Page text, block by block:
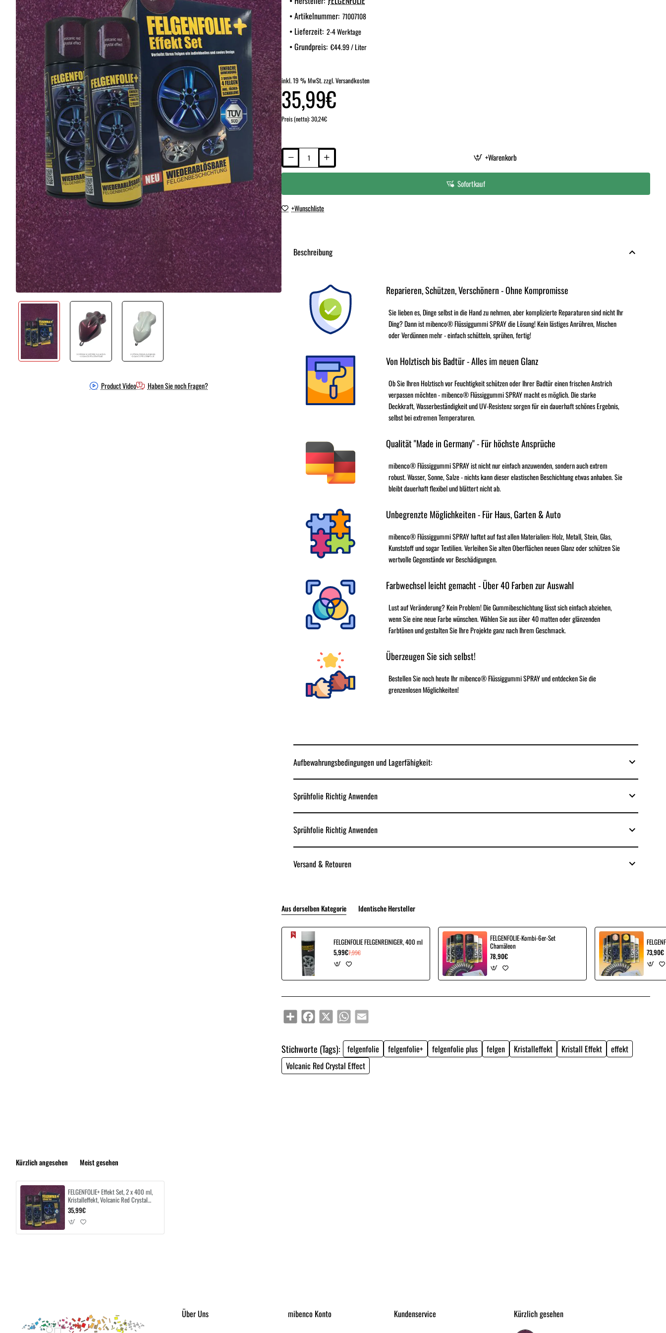
Product Video Haben Sie noch Fragen?
Artikelnummer: 71007108
Lieferzeit: 2-4 Werktage
Grundpreis: €44.99 / Liter
inkl. 19 % MwSt. zzgl. Versandkosten
35,99€
Preis (netto): 30,24€
+Warenkorb
Sofortkauf
+Wunschliste
Beschreibung
Reparieren, Schützen, Verschönern - Ohne Kompromisse
Sie lieben es, Dinge selbst in die Hand zu nehmen, aber komplizierte Reparaturen sind nicht Ihr
Ding? Dann ist mibenco® Flüssiggummi SPRAY die Lösung! Kein lästiges Anrühren, Mischen
oder Verdünnen mehr - einfach schütteln, sprühen, fertig!
Von Holztisch bis Badtür - Alles im neuen Glanz
Ob Sie Ihren Holztisch vor Feuchtigkeit schützen oder Ihrer Badtür einen frischen Anstrich
verpassen möchten - mibenco® Flüssiggummi SPRAY macht es möglich. Die starke
Deckkraft, Wasserbeständigkeit und UV-Resistenz sorgen für ein dauerhaft schönes Ergebnis,
selbst bei extremen Temperaturen.
Qualität "Made in Germany" - Für höchste Ansprüche
mibenco® Flüssiggummi SPRAY ist nicht nur einfach anzuwenden, sondern auch extrem
robust. Wasser, Sonne, Salze - nichts kann dieser elastischen Beschichtung etwas anhaben. Sie
bleibt dauerhaft flexibel und blättert nicht ab.
Unbegrenzte Möglichkeiten - Für Haus, Garten & Auto
mibenco® Flüssiggummi SPRAY haftet auf fast allen Materialien: Holz, Metall, Stein, Glas,
Kunststoff und sogar Textilien. Verleihen Sie alten Oberflächen neuen Glanz oder schützen Sie
wertvolle Gegenstände vor Beschädigungen.
Farbwechsel leicht gemacht - Über 40 Farben zur Auswahl
Lust auf Veränderung? Kein Problem! Die Gummibeschichtung lässt sich einfach abziehen,
wenn Sie eine neue Farbe wünschen. Wählen Sie aus über 40 matten oder glänzenden
Farbtönen und gestalten Sie Ihre Projekte ganz nach Ihrem Geschmack.
Überzeugen Sie sich selbst!
Bestellen Sie noch heute Ihr mibenco® Flüssiggummi SPRAY und entdecken Sie die
grenzenlosen Möglichkeiten!
Aufbewahrungsbedingungen und Lagerfähigkeit:
Sprühfolie Richtig Anwenden
Sprühfolie Richtig Anwenden
Versand & Retouren
Aus derselben Kategorie Identische Hersteller
FELGENFOLIE FELGENREINIGER, 400 ml
5,99€7,99€
FELGENFOLIE-Kombi-6er-Set
Chamäleon
78,90€
73,90€
ShareFacebook
X WhatsAppEmail
Stichworte (Tags): felgenfolie felgenfolie+ felgenfolie plus felgen Kristalleffekt Kristall Effekt
effekt
Volcanic Red Crystal Effect
Kürzlich angesehen Meist gesehen
FELGENFOLIE+ Effekt Set, 2 x 400 ml,
Kristalleffekt, Volcanic Red Crystal
Effect
35,99€
Über Uns mibenco Konto Kundenservice Kürzlich gesehen